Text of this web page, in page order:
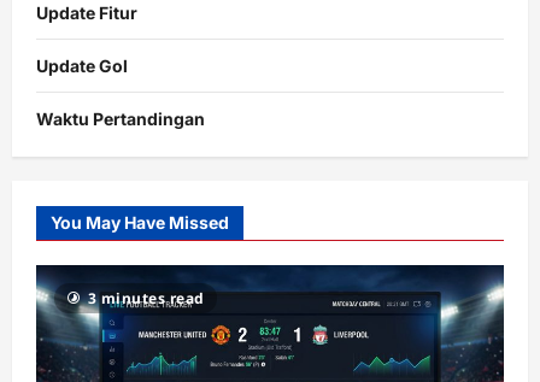
Update Fitur
Update Gol
Waktu Pertandingan
Slot
Gacor
RTP
terupdate
You May Have Missed
3 minutes read